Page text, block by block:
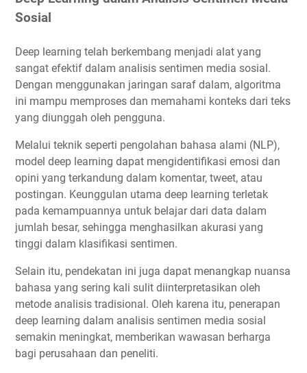
Sosial
Deep learning telah berkembang menjadi alat yang
sangat efektif dalam analisis sentimen media sosial.
Dengan menggunakan jaringan saraf dalam, algoritma
ini mampu memproses dan memahami konteks dari teks
yang diunggah oleh pengguna.
Melalui teknik seperti pengolahan bahasa alami (NLP),
model deep learning dapat mengidentifikasi emosi dan
opini yang terkandung dalam komentar, tweet, atau
postingan. Keunggulan utama deep learning terletak
pada kemampuannya untuk belajar dari data dalam
jumlah besar, sehingga menghasilkan akurasi yang
tinggi dalam klasifikasi sentimen.
Selain itu, pendekatan ini juga dapat menangkap nuansa
bahasa yang sering kali sulit diinterpretasikan oleh
metode analisis tradisional. Oleh karena itu, penerapan
deep learning dalam analisis sentimen media sosial
semakin meningkat, memberikan wawasan berharga
bagi perusahaan dan peneliti.